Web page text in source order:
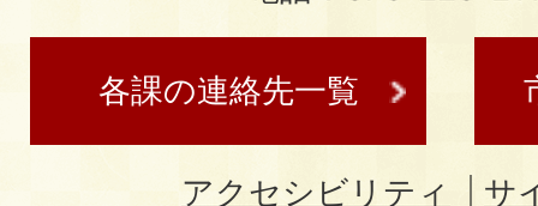
各課の連絡先一覧
アクセシビリティ
サ